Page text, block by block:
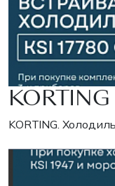
KORTING
KORTING.